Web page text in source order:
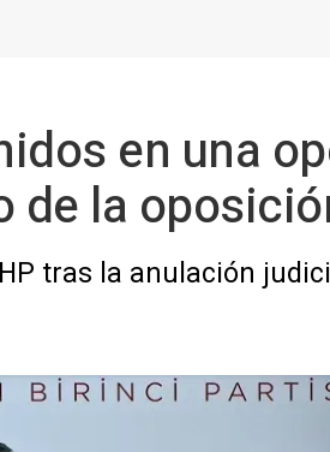
en una
la
tras la anulación